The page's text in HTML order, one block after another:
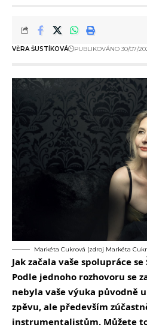
VĚRA ŠUSTÍKOVÁ PUBLIKOVÁNO 30/07/
Markéta Cukrová (zdroj Markéta
Jak začala vaše spolupráce
Podle jednoho rozhovoru se
nebyla vaše výuka původně
zpěvu, ale především
instrumentalistům. Můžete